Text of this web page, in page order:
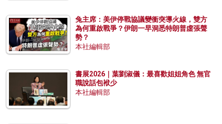
兔主席：美伊停戰協議變衝突導火線，雙方
為何重啟戰爭？伊朗一早洞悉特朗普虛張聲
勢？
本社編輯部
書展2026｜葉劉淑儀：最喜歡姐姐角色 無官
職說話包袱少
本社編輯部